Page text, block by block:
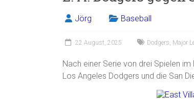
o
Jörg Baseball
22 August, 2025 Dodgers Major
Nach einer Serie von drei Spielen
Los Angeles Dodgers und die San